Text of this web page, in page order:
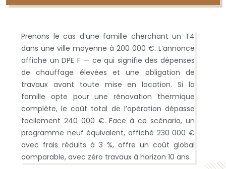
Prenons le cas d’une famille cherchant un T4
dans une ville moyenne à 200 000 €. L’annonce
affiche un DPE F — ce qui signifie des dépenses
de chauffage élevées et une obligation de
travaux avant toute mise en location. Si la
famille opte pour une rénovation thermique
complète, le coût total de l’opération dépasse
facilement 240 000 €. Face à ce scénario, un
programme neuf équivalent, affiché 230 000 €
avec frais réduits à 3 %, offre un coût global
comparable, avec zéro travaux à horizon 10 ans.